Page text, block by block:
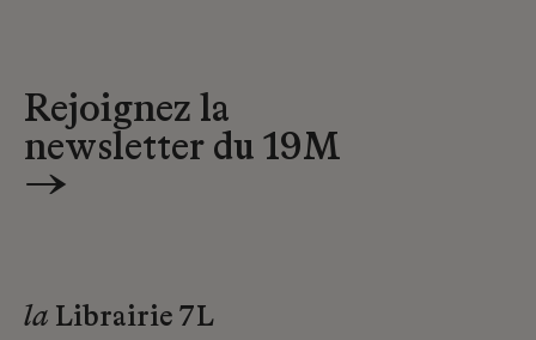
Rejoignez la
newsletter du 19M
→
la Librairie 7L